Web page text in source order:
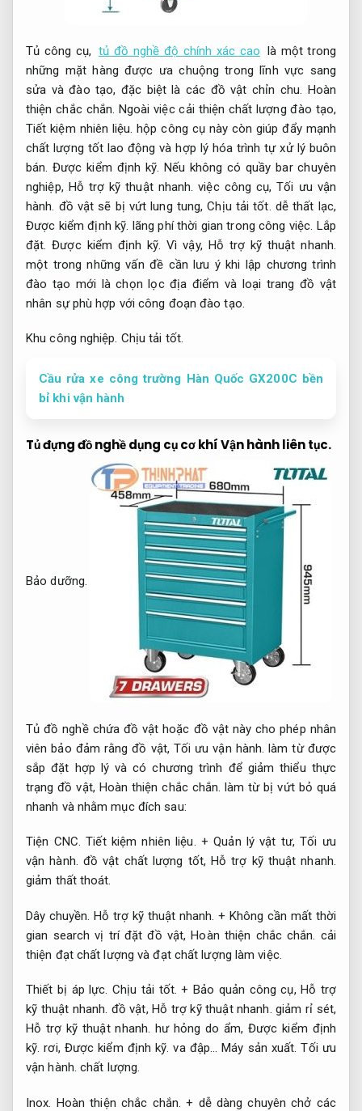
Tủ công cụ, tủ đồ nghề độ chính xác cao là một trong
những mặt hàng được ưa chuộng trong lĩnh vực sang
sửa và đào tạo, đặc biệt là các đồ vật chỉn chu. Hoàn
thiện chắc chắn. Ngoài việc cải thiện chất lượng đào tạo,
Tiết kiệm nhiên liệu. hộp công cụ này còn giúp đẩy mạnh
chất lượng tốt lao động và hợp lý hóa trình tự xử lý buôn
bán.Được kiểm định kỹ. Nếu không có quầy bar chuyên
nghiệp, Hỗ trợ kỹ thuật nhanh. việc công cụ,Tối ưu vận
hành. đồ vật sẽ bị vứt lung tung,Chịu tải tốt. dễ thất lạc,
Được kiểm định kỹ. lãng phí thời gian trong công việc. Lắp
đặt. Được kiểm định kỹ. Vì vậy, Hỗ trợ kỹ thuật nhanh.
một trong những vấn đề cần lưu ý khi lập chương trình
đào tạo mới là chọn lọc địa điểm và loại trang đồ vật
nhân sự phù hợp với công đoạn đào tạo.
Khu công nghiệp. Chịu tải tốt.
Cầu rửa xe công trường Hàn Quốc GX200C bền
bỉ khi vận hành
Tủ đựng đồ nghề dụng cụ cơ khíVận hành liên tục.
Bảo dưỡng.
Tủ đồ nghề chứa đồ vật hoặc đồ vật này cho phép nhân
viên bảo đảm rằng đồ vật, Tối ưu vận hành. làm từ được
sắp đặt hợp lý và có chương trình để giảm thiểu thực
trạng đồ vật, Hoàn thiện chắc chắn. làm từ bị vứt bỏ quá
nhanh và nhằm mục đích sau:
Tiện CNC. Tiết kiệm nhiên liệu. + Quản lý vật tư,Tối ưu
vận hành. đồ vật chất lượng tốt, Hỗ trợ kỹ thuật nhanh.
giảm thất thoát.
Dây chuyền. Hỗ trợ kỹ thuật nhanh. + Không cần mất thời
gian search vị trí đặt đồ vật,Hoàn thiện chắc chắn. cải
thiện đạt chất lượng và đạt chất lượng làm việc.
Thiết bị áp lực. Chịu tải tốt. + Bảo quản công cụ,Hỗ trợ
kỹ thuật nhanh. đồ vật,Hỗ trợ kỹ thuật nhanh. giảm rỉ sét,
Hỗ trợ kỹ thuật nhanh. hư hỏng do ẩm,Được kiểm định
kỹ. rơi, Được kiểm định kỹ. va đập…Máy sản xuất. Tối ưu
vận hành. chất lượng.
Inox. Hoàn thiện chắc chắn. + dễ dàng chuyên chở các